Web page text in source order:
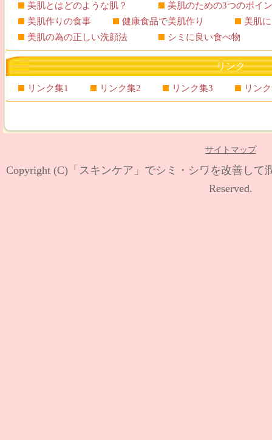
美肌とはどのような肌？
美肌のための3つのポイ
美肌作りの食事
健康食品で美肌作り
美肌
美肌の為の正しい洗顔法
シミに良い食べ物
リンク
リンク集1 リンク集2 リンク集3 リン
サイトマップ
Copyright (C) 「スキンケア」でシミ・シワを改善し
Reserved.